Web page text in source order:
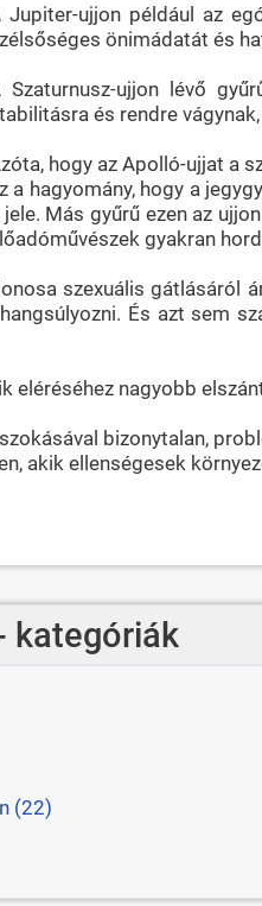
Jupiter-ujjon például az
önimádatát és
Szaturnusz-ujjon lévő
és rendre
hogy az Apolló-ujjat a
a hagyomány, hogy a
jele. Más gyűrű ezen az
gyakran
szexuális gátlásáról
És azt sem
eléréséhez nagyobb
bizonytalan,
akik ellenségesek
kategóriák
(22)